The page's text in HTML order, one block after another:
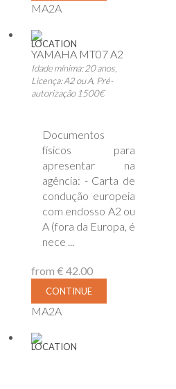
MA2A
LOCATION
YAMAHA MT07 A2
Idade mínima: 20 anos,
Licença: A2 ou A, Pré-
autorização 1500€
Documentos
físicos para
apresentar na
agência: - Carta de
condução europeia
com endosso A2 ou
A (fora da Europa, é
nece ...
from € 42.00
CONTINUE
MA2A
LOCATION